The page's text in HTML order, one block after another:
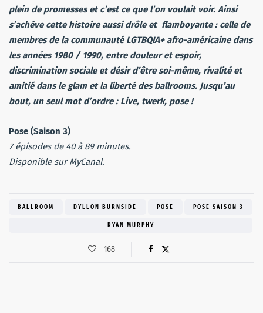
plein de promesses et c’est ce que l’on voulait voir. Ainsi
s’achève cette histoire aussi drôle et flamboyante : celle de
membres de la communauté LGTBQIA+ afro-américaine dans
les années 1980 / 1990, entre douleur et espoir,
discrimination sociale et désir d’être soi-même, rivalité et
amitié dans le glam et la liberté des ballrooms. Jusqu’au
bout, un seul mot d’ordre : Live, twerk, pose !
Pose (Saison 3)
7 épisodes de 40 à 89 minutes.
Disponible sur MyCanal.
BALLROOM DYLLON BURNSIDE POSE POSE SAISON 3
RYAN MURPHY
168